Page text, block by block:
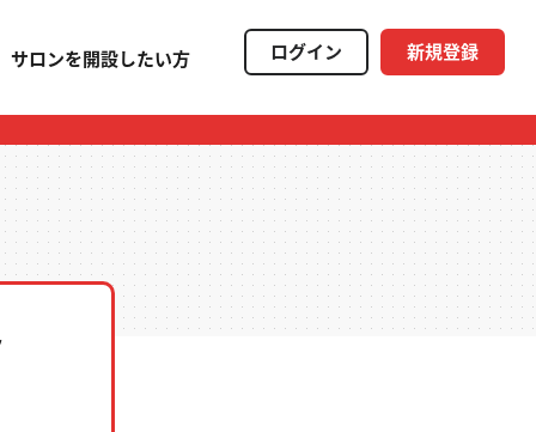
サロンを開設したい方 ログイン 新規登録